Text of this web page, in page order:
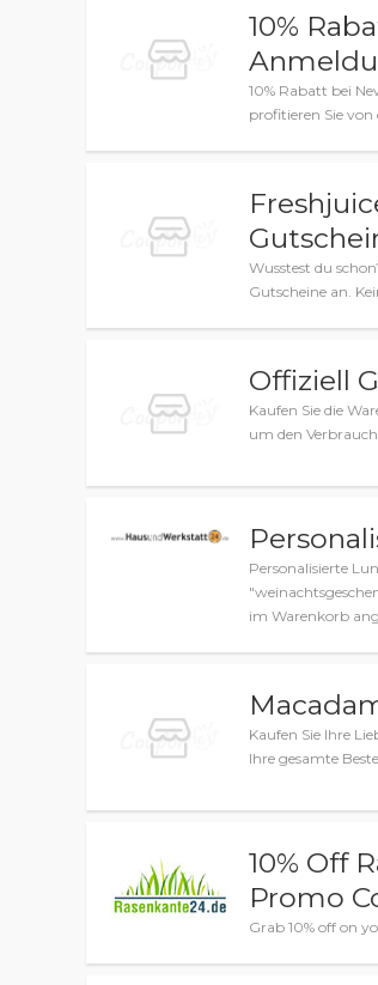
10%
10% Rabatt bei
profitieren Sie
Wusstest du
Gutscheine an.
Offiziell
Kaufen Sie die
um den
Personalisierte
im Warenkorb
Kaufen Sie Ihre
Ihre gesamte
10% Off
Promo
Grab 10% off on